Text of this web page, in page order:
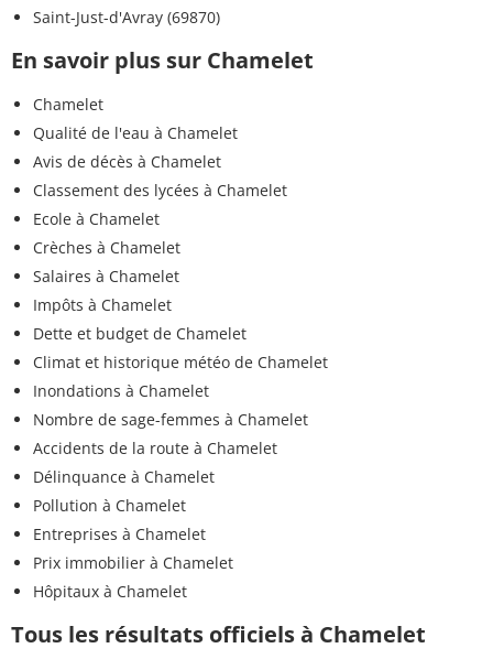
Saint-Just-d'Avray (69870)
En savoir plus sur Chamelet
Chamelet
Qualité de l'eau à Chamelet
Avis de décès à Chamelet
Classement des lycées à Chamelet
Ecole à Chamelet
Crèches à Chamelet
Salaires à Chamelet
Impôts à Chamelet
Dette et budget de Chamelet
Climat et historique météo de Chamelet
Inondations à Chamelet
Nombre de sage-femmes à Chamelet
Accidents de la route à Chamelet
Délinquance à Chamelet
Pollution à Chamelet
Entreprises à Chamelet
Prix immobilier à Chamelet
Hôpitaux à Chamelet
Tous les résultats officiels à Chamelet